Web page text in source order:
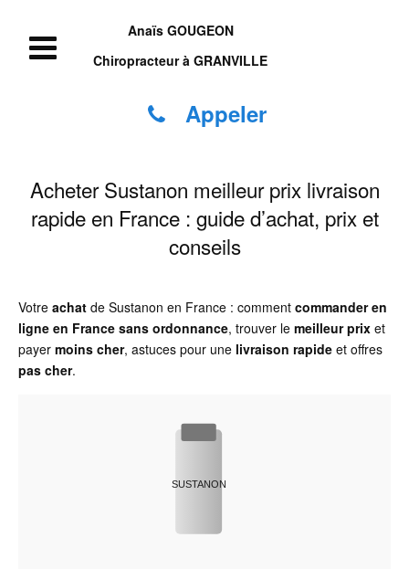
Anaïs GOUGEON
Chiropracteur à GRANVILLE
Appeler
Acheter Sustanon meilleur prix livraison
rapide en France : guide d’achat, prix et
conseils
Votre achat de Sustanon en France : comment commander en
ligne en France sans ordonnance, trouver le meilleur prix et
payer moins cher, astuces pour une livraison rapide et offres
pas cher.
SUSTANON